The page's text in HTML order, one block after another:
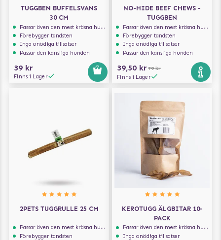
TUGGBEN BUFFELSVANS
30 CM
Passar även den mest kräsna hunden
Förebygger tandsten
Inga onödiga tillsatser
Passar den känsliga hunden
39 kr
Finns i Lager
NO-HIDE BEEF CHEWS -
TUGGBEN
Passar även den mest kräsna hunden
Förebygger tandsten
Inga onödiga tillsatser
Passar den känsliga hunden
39,50 kr 79 kr
Finns i Lager
2PETS TUGGRULLE 25 CM
Passar även den mest kräsna hunden
Förebygger tandsten
KEROTUGG ÄLGBITAR 10-
PACK
Passar även den mest kräsna hunden
Inga onödiga tillsatser